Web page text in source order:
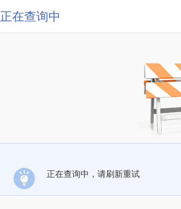
正在查询中
正在查询中，请刷新重试